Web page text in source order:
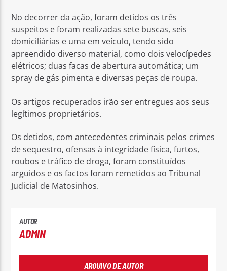
No decorrer da ação, foram detidos os três
suspeitos e foram realizadas sete buscas, seis
domiciliárias e uma em veículo, tendo sido
apreendido diverso material, como dois velocípedes
elétricos; duas facas de abertura automática; um
spray de gás pimenta e diversas peças de roupa.
Os artigos recuperados irão ser entregues aos seus
legítimos proprietários.
Os detidos, com antecedentes criminais pelos crimes
de sequestro, ofensas à integridade física, furtos,
roubos e tráfico de droga, foram constituídos
arguidos e os factos foram remetidos ao Tribunal
Judicial de Matosinhos.
AUTOR
ADMIN
ARQUIVO DE AUTOR